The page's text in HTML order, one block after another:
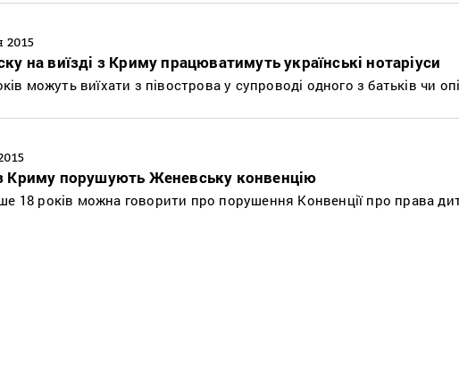
2015
на виїзді з Криму працюватимуть українські нотаріуси
можуть виїхати з півострова у супроводі одного з батьків чи
Криму порушують Женевську конвенцію
18 років можна говорити про порушення Конвенції про права